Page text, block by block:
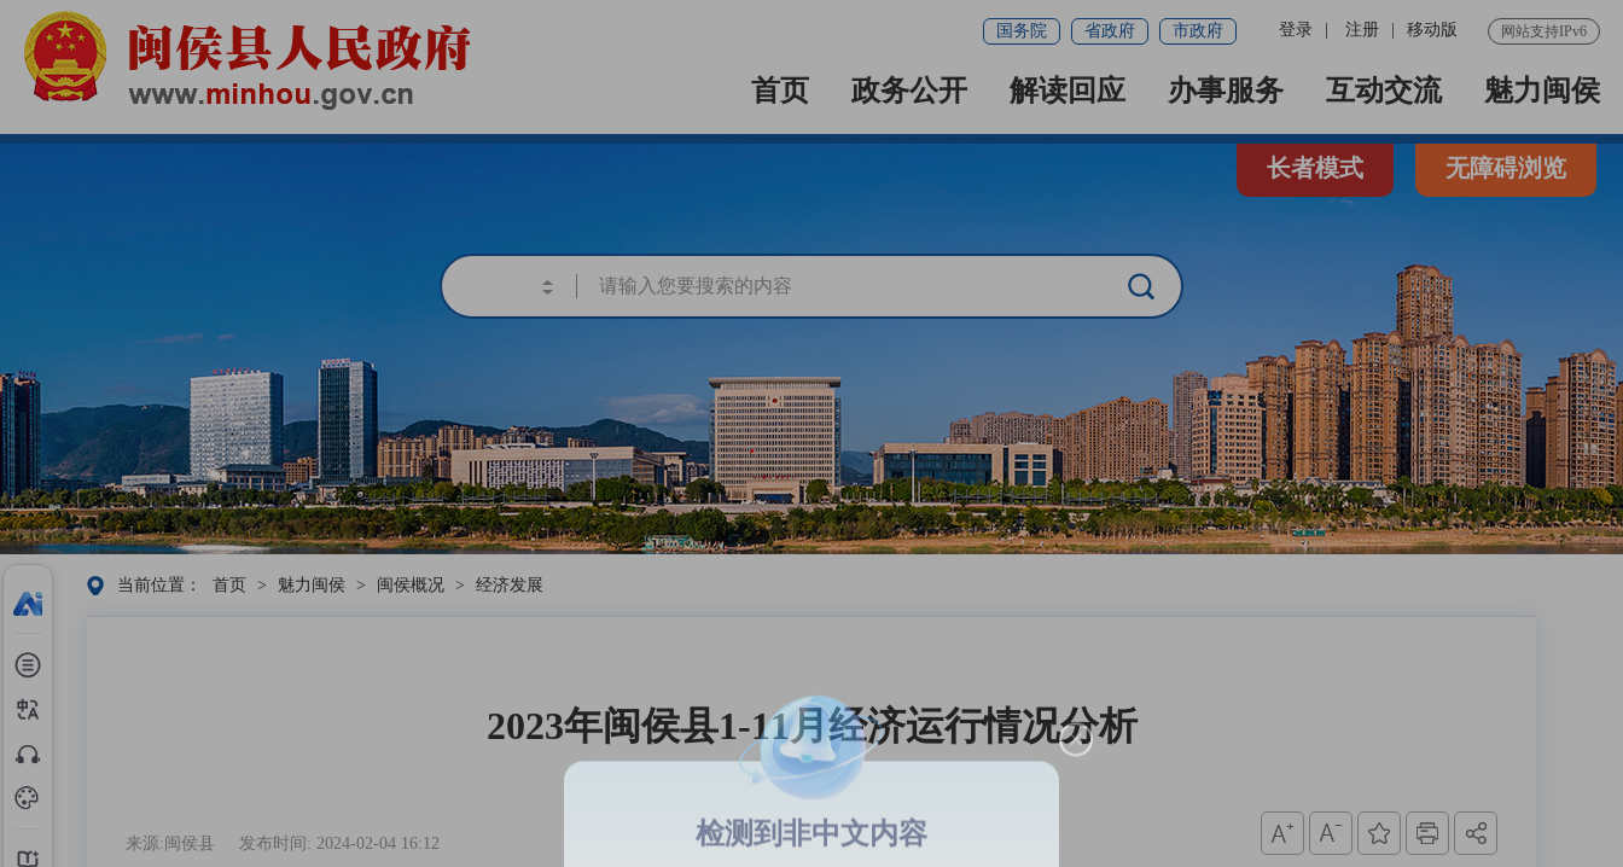
网站支持IPv6
登录 注册 移动版
国务院 省政府 市政府
首页 政务公开 解读回应 办事服务 互动交流 魅力闽侯
长者模式 无障碍浏览
当前位置： 首页 > 魅力闽侯 > 闽侯概况 > 经济发展
2023年闽侯县1-11月经济运行情况分析
来源:闽侯县 发布时间: 2024-02-04 16:12 检测到非中文内容